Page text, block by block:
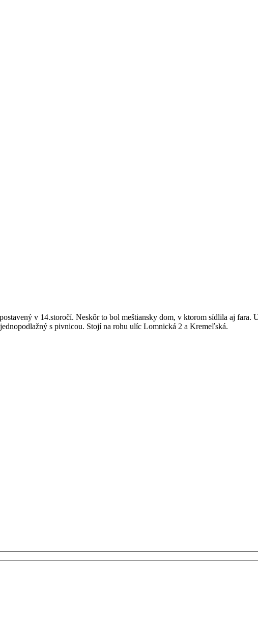
v 14.storočí. Neskôr to bol meštiansky dom, v ktorom sídlila aj fara.
s pivnicou. Stojí na rohu ulíc Lomnická 2 a Kremeľská.